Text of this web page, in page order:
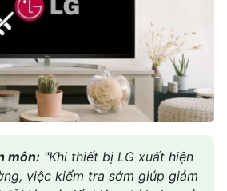
môn: "Khi thiết bị LG xuất hiện
việc kiểm tra sớm giúp giảm